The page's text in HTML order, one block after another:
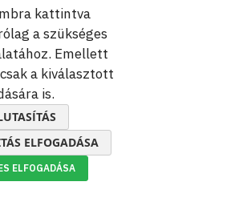
2026 Megamix s.r.o.
kattintva
a szükséges
Emellett
a kiválasztott
is.
ELFOGADÁSA
ELFOGADÁSA